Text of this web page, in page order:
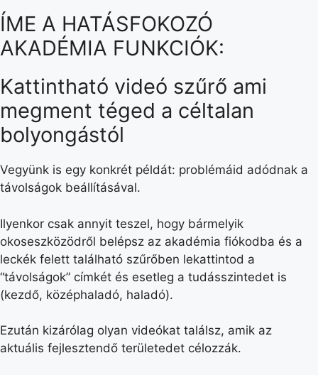
ÍME A HATÁSFOKOZÓ
AKADÉMIA FUNKCIÓK:
Kattintható videó szűrő ami
megment téged a céltalan
bolyongástól
Vegyünk is egy konkrét példát: problémáid adódnak a
távolságok beállításával.
Ilyenkor csak annyit teszel, hogy bármelyik
okoseszközödről belépsz az akadémia fiókodba és a
leckék felett található szűrőben lekattintod a
“távolságok” címkét és esetleg a tudásszintedet is
(kezdő, középhaladó, haladó).
Ezután kizárólag olyan videókat találsz, amik az
aktuális fejlesztendő területedet célozzák.